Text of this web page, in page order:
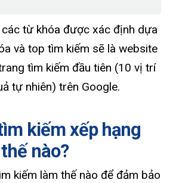
từ khóa được xác định dựa
và top tìm kiếm sẽ là website
tìm kiếm đầu tiên (10 vị trí
tự nhiên) trên Google.
kiếm xếp hạng
nào?
kiếm làm thế nào để đảm bảo